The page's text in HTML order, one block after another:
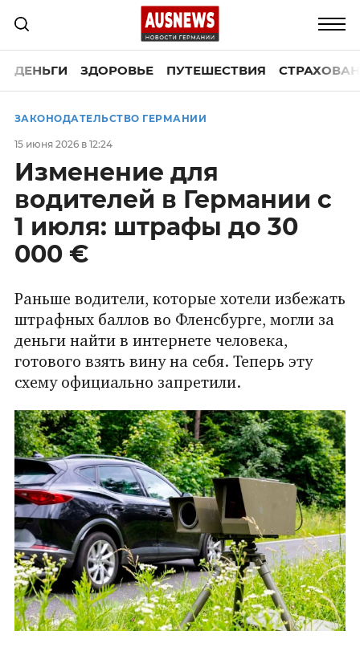
ДЕНЬГИ ЗДОРОВЬЕ ПУТЕШЕСТВИЯ
ЗАКОНОДАТЕЛЬСТВО ГЕРМАНИИ
15 июня 2026 в 12:24
Изменение для
водителей в Германии с
1 июля: штрафы до 30
000 €
Раньше водители, которые хотели избежать
штрафных баллов во Фленсбурге, могли за
деньги найти в интернете человека,
готового взять вину на себя. Теперь эту
схему официально запретили.